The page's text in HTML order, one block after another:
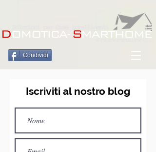
Condividi
Iscriviti al nostro blog